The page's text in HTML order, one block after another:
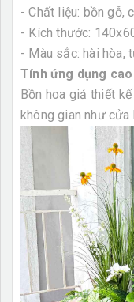
- Chất liệu: bồn gỗ,
- Kích thước:
- Màu sắc: hài hòa,
Tính ứng dụng
Bồn hoa giả thiết
không gian như cửa